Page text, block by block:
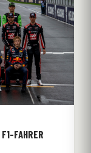
FAHRER